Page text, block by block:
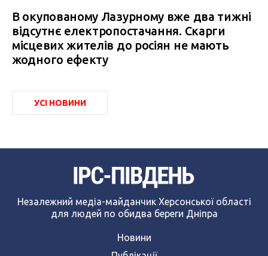
В окупованому Лазурному вже два тижні
відсутнє електропостачання. Скарги
місцевих жителів до росіян не мають
жодного ефекту
УСІ НОВИНИ
Незалежний медіа-майданчик Херсонської області
для людей по обидва береги Дніпра
Новини